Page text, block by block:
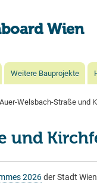
Wien
Weitere Bauprojekte
Auer-Welsbach-Straße und
und
2026der Stadt